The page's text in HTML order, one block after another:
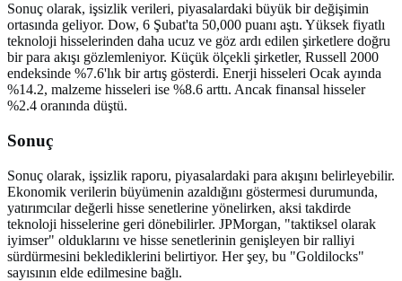
Sonuç olarak, işsizlik verileri, piyasalardaki büyük bir değişimin
ortasında geliyor. Dow, 6 Şubat'ta 50,000 puanı aştı. Yüksek fiyatlı
teknoloji hisselerinden daha ucuz ve göz ardı edilen şirketlere doğru
bir para akışı gözlemleniyor. Küçük ölçekli şirketler, Russell 2000
endeksinde %7.6'lık bir artış gösterdi. Enerji hisseleri Ocak ayında
%14.2, malzeme hisseleri ise %8.6 arttı. Ancak finansal hisseler
%2.4 oranında düştü.
Sonuç
Sonuç olarak, işsizlik raporu, piyasalardaki para akışını belirleyebilir.
Ekonomik verilerin büyümenin azaldığını göstermesi durumunda,
yatırımcılar değerli hisse senetlerine yönelirken, aksi takdirde
teknoloji hisselerine geri dönebilirler. JPMorgan, "taktiksel olarak
iyimser" olduklarını ve hisse senetlerinin genişleyen bir ralliyi
sürdürmesini beklediklerini belirtiyor. Her şey, bu "Goldilocks"
sayısının elde edilmesine bağlı.